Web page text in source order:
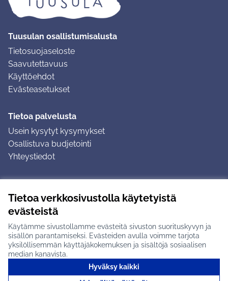
Tietoa verkkosivustolla käytetyistä
evästeistä
Käytämme sivustollamme evästeitä sivuston suorituskyvyn ja
sisällön parantamiseksi. Evästeiden avulla voimme tarjota
yksilöllisemmän käyttäjäkokemuksen ja sisältöjä sosiaalisen
median kanavista.
Hyväksy kaikki
Tuusulan osallistumisalusta
Tietosuojaseloste
Saavutettavuus
Käyttöehdot
Evästeasetukset
Tietoa palvelusta
Usein kysytyt kysymykset
Osallistuva budjetointi
Yhteystiedot
Ohjeet kirjautumiseen
Ohjeet kommentin jättämiseen
Tuusulan osallistumisalusta X-palvelussa